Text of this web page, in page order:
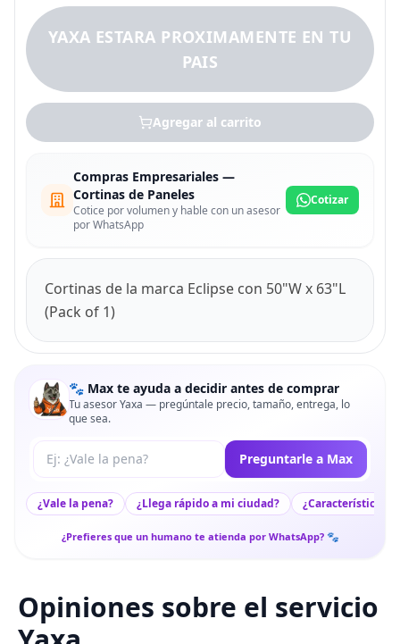
YAXA ESTARA PROXIMAMENTE EN TU
PAIS
Agregar al carrito
Compras Empresariales —
Cortinas de Paneles
Cotice por volumen y hable con un asesor
por WhatsApp
Cotizar
Cortinas de la marca Eclipse con 50"W x 63"L
(Pack of 1)
🐾 Max te ayuda a decidir antes de comprar
Tu asesor Yaxa — pregúntale precio, tamaño, entrega, lo
que sea.
Tu pregunta a Max Preguntarle a Max
¿Vale la pena? ¿Llega rápido a mi ciudad? ¿Características
¿Prefieres que un humano te atienda por WhatsApp? 🐾
Opiniones sobre el servicio